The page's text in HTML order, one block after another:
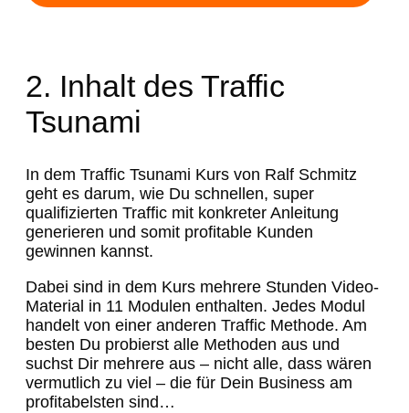
2. Inhalt des Traffic
Tsunami
In dem Traffic Tsunami Kurs von Ralf Schmitz
geht es darum, wie Du schnellen, super
qualifizierten Traffic mit konkreter Anleitung
generieren und somit profitable Kunden
gewinnen kannst.
Dabei sind in dem Kurs mehrere Stunden Video-
Material in 11 Modulen enthalten. Jedes Modul
handelt von einer anderen Traffic Methode. Am
besten Du probierst alle Methoden aus und
suchst Dir mehrere aus – nicht alle, dass wären
vermutlich zu viel – die für Dein Business am
profitabelsten sind…